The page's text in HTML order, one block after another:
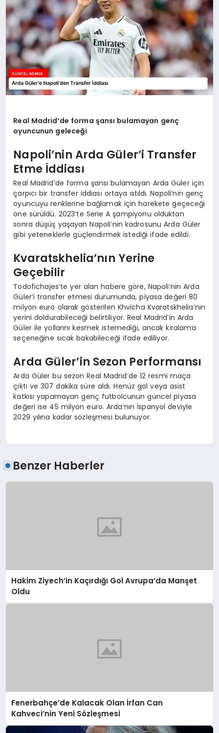
Real Madrid’de forma şansı bulamayan genç
oyuncunun geleceği
Napoli’nin Arda Güler’i Transfer
Etme İddiası
Real Madrid’de forma şansı bulamayan Arda Güler için
çarpıcı bir transfer iddiası ortaya atıldı. Napoli’nin genç
oyuncuyu renklerine bağlamak için harekete geçeceği
öne sürüldü. 2023’te Serie A şampiyonu olduktan
sonra düşüş yaşayan Napoli’nin kadrosunu Arda Güler
gibi yeteneklerle güçlendirmek istediği ifade edildi.
Kvaratskhelia’nın Yerine
Geçebilir
Todofichajes’te yer alan habere göre, Napoli’nin Arda
Güler’i transfer etmesi durumunda, piyasa değeri 80
milyon euro olarak gösterilen Khvicha Kvaratskhelia’nın
yerini doldurabileceği belirtiliyor. Real Madrid’in Arda
Güler ile yollarını kesmek istemediği, ancak kiralama
seçeneğine sıcak bakabileceği ifade ediliyor.
Arda Güler’in Sezon Performansı
Arda Güler bu sezon Real Madrid’de 12 resmi maça
çıktı ve 307 dakika süre aldı. Henüz gol veya asist
katkısı yapamayan genç futbolcunun güncel piyasa
değeri ise 45 milyon euro. Arda’nın İspanyol deviyle
2029 yılına kadar sözleşmesi bulunuyor.
Benzer Haberler
Hakim Ziyech’in Kaçırdığı Gol Avrupa’da Manşet
Oldu
Fenerbahçe’de Kalacak Olan İrfan Can
Kahveci’nin Yeni Sözleşmesi